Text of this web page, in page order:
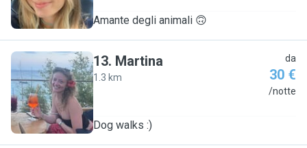
Amante degli animali 🙃
M
13. Martina
1.3 km
da
30 €
/notte
Dog walks :)